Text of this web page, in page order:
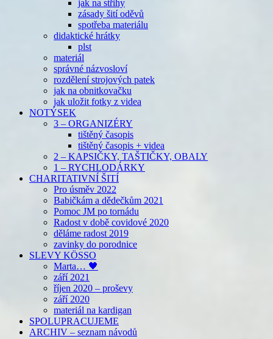
jak na střihy
zásady šití oděvů
spotřeba materiálu
didaktické hrátky
plst
materiál
správné názvosloví
rozdělení strojových patek
jak na obnitkovačku
jak uložit fotky z videa
NOTÝSEK
3 – ORGANIZÉRY
tištěný časopis
tištěný časopis + videa
2 – KAPSIČKY, TAŠTIČKY, OBALY
1 – RYCHLODÁRKY
CHARITATIVNÍ ŠITÍ
Pro úsměv 2022
Babičkám a dědečkům 2021
Pomoc JM po tornádu
Radost v době covidové 2020
děláme radost 2019
zavinky do porodnice
SLEVY KÖSSO
Marta… 🖤
září 2021
říjen 2020 – proševy
září 2020
materiál na kardigan
SPOLUPRACUJEME
ARCHIV – seznam návodů